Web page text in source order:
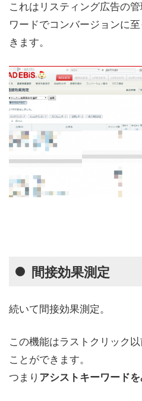
これはリスティング広告の
ワードでコンバージョンに
きます。
間接効果測定
続いて間接効果測定。
この機能はラストクリック
ことができます。
つまり アシストキーワード